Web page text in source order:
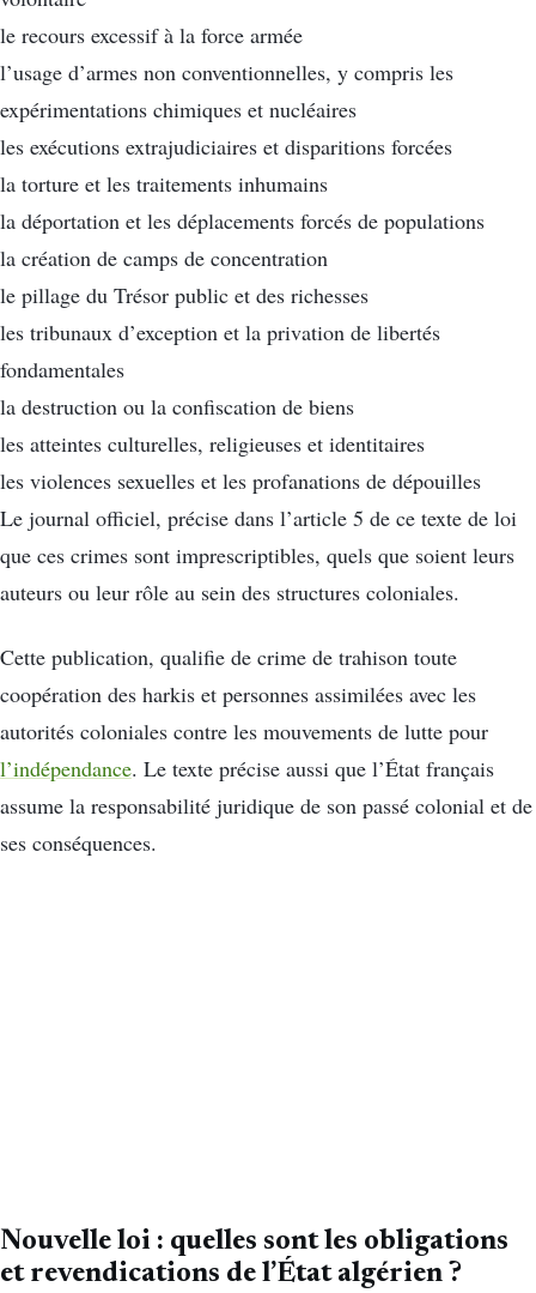
le recours excessif à la force armée
l’usage d’armes non conventionnelles, y compris les
expérimentations chimiques et nucléaires
les exécutions extrajudiciaires et disparitions forcées
la torture et les traitements inhumains
la déportation et les déplacements forcés de populations
la création de camps de concentration
le pillage du Trésor public et des richesses
les tribunaux d’exception et la privation de libertés
fondamentales
la destruction ou la confiscation de biens
les atteintes culturelles, religieuses et identitaires
les violences sexuelles et les profanations de dépouilles
Le journal officiel, précise dans l’article 5 de ce texte de loi
que ces crimes sont imprescriptibles, quels que soient leurs
auteurs ou leur rôle au sein des structures coloniales.
Cette publication, qualifie de crime de trahison toute
coopération des harkis et personnes assimilées avec les
autorités coloniales contre les mouvements de lutte pour
l’indépendance. Le texte précise aussi que l’État français
assume la responsabilité juridique de son passé colonial et de
ses conséquences.
Nouvelle loi : quelles sont les obligations
et revendications de l’État algérien ?